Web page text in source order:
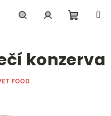
košík
konzerva
FOOD